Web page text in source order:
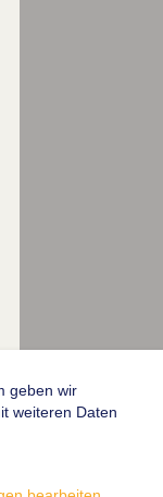
geben wir
weiteren Daten